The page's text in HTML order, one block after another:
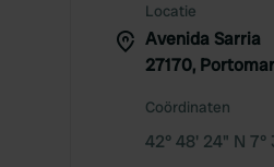
Locatie
Avenida Sarria
27170,
Coördinaten
42° 48' 24" N 7°